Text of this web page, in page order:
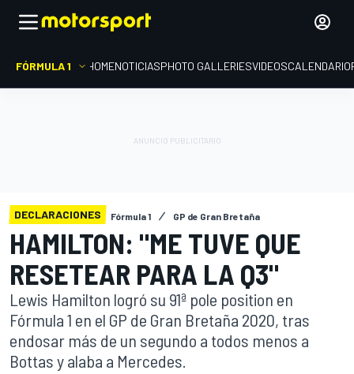
FÓRMULA 1 HOMENOTICIASPHOTO GALLERIESVIDEOSCALENDARIO
DECLARACIONES Fórmula 1 GP de Gran Bretaña
HAMILTON: "ME TUVE QUE
RESETEAR PARA LA Q3"
Lewis Hamilton logró su 91ª pole position en
Fórmula 1 en el GP de Gran Bretaña 2020, tras
endosar más de un segundo a todos menos a
Bottas y alaba a Mercedes.